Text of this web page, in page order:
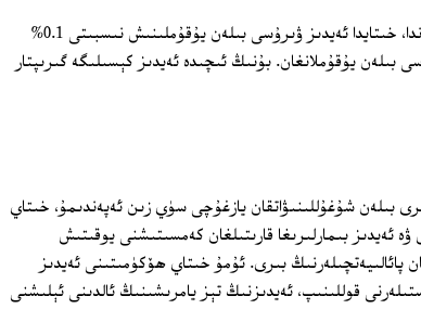
خىتاي ھۆكۈمىتىنىڭ ستاتىستىكىلىرىغا قارىغاندا، خىتايدا ئەيدىز ۋىرۇسى بىلەن يۇقۇملىنىش نىسبىتى 0.1%
ئەيدىز ۋىرۇسى بىلەن يۇقۇملانغان. بۇنىڭ ئىچىدە ئەيدىز كېسىلىگە گىرىپتار
بىلەن شۇغۇللىنىۋاتقان يازغۇچى سۈي زىن ئەپەندىمۇ، خىتاي
ئەيدىز بىمارلىرىغا قارىتىلغان كەمسىتىشنى يوقىتىش
پائالىيەتچىلەرنىڭ بىرى. ئۇمۇ خىتاي ھۆكۈمىتىنى ئەيدىز
قوللىنىپ، ئەيدىزنىڭ تېز يامرىشىنىڭ ئالدىنى ئېلىشنى